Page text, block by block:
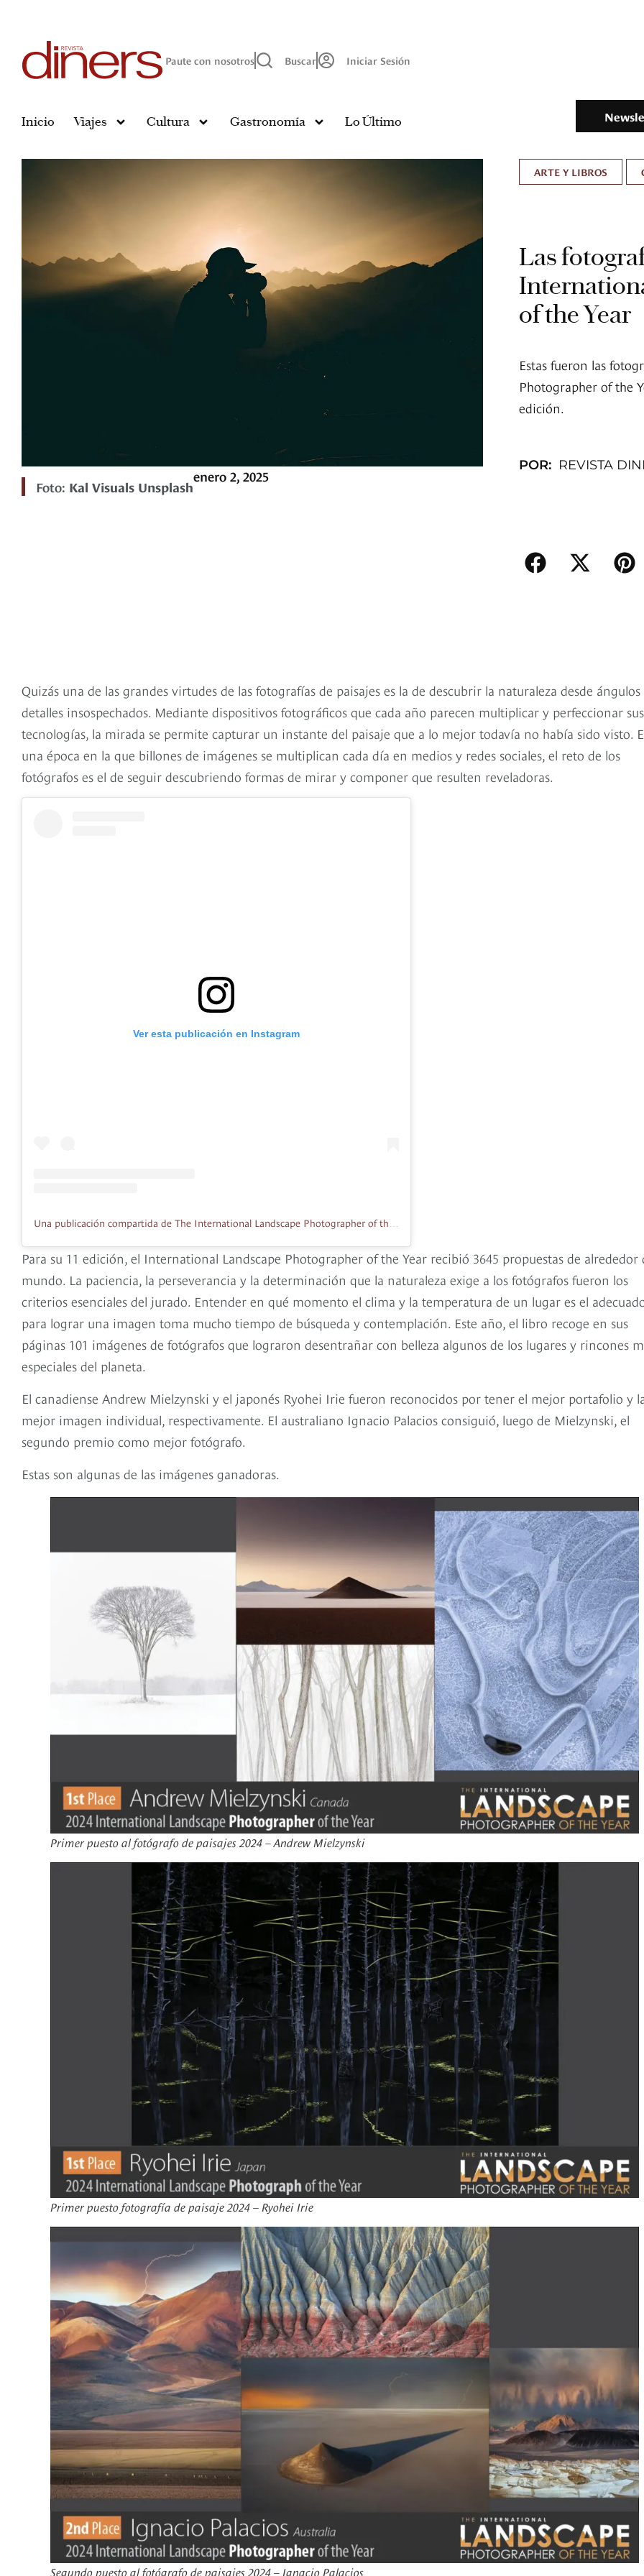
Paute con nosotros Buscar Iniciar Sesión
Inicio Viajes Cultura Gastronomía Lo Último
Foto: Kal Visuals Unsplash
enero 2, 2025
ARTE Y LIBROS
Las
of the Year
Estas fueron las
Photographer of the
edición.
POR: REVISTA
Quizás una de las grandes virtudes de las fotografías de paisajes es la de descubrir la naturaleza desde ángulos
detalles insospechados. Mediante dispositivos fotográficos que cada año parecen multiplicar y perfeccionar sus
tecnologías, la mirada se permite capturar un instante del paisaje que a lo mejor todavía no había sido visto.
una época en la que billones de imágenes se multiplican cada día en medios y redes sociales, el reto de los
fotógrafos es el de seguir descubriendo formas de mirar y componer que resulten reveladoras.
Ver esta publicación en Instagram
Para su 11 edición, el International Landscape Photographer of the Year recibió 3645 propuestas de alrededor
mundo. La paciencia, la perseverancia y la determinación que la naturaleza exige a los fotógrafos fueron los
criterios esenciales del jurado. Entender en qué momento el clima y la temperatura de un lugar es el
para lograr una imagen toma mucho tiempo de búsqueda y contemplación. Este año, el libro recoge en sus
páginas 101 imágenes de fotógrafos que lograron desentrañar con belleza algunos de los lugares y rincones
especiales del planeta.
El canadiense Andrew Mielzynski y el japonés Ryohei Irie fueron reconocidos por tener el mejor portafolio y
mejor imagen individual, respectivamente. El australiano Ignacio Palacios consiguió, luego de Mielzynski, el
segundo premio como mejor fotógrafo.
Estas son algunas de las imágenes ganadoras.
Primer puesto al fotógrafo de paisajes 2024 – Andrew Mielzynski
Primer puesto fotografía de paisaje 2024 – Ryohei Irie
Segundo puesto al fotógrafo de paisajes 2024 – Ignacio Palacios